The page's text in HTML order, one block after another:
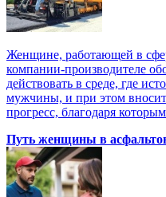
Женщине, работающей в
компании-производителе
действовать в среде, где
мужчины, и при этом
прогресс, благодаря
Путь женщины в